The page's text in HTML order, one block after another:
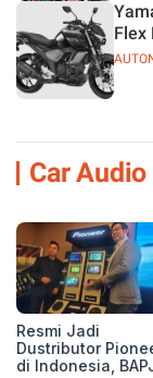
Flex
Car Audio
Resmi Jadi
Dustributor
di Indonesia,